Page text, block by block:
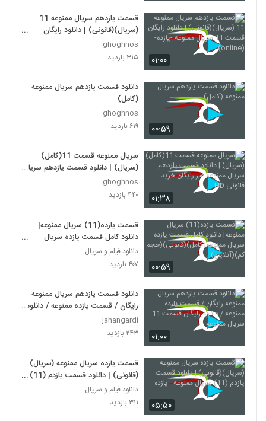
۰۱:۰۰
قسمت یازدهم سریال ممنوعه 11
(سریال)(قانونی) | دانلود رایگان
قسمت 11 سریال ممنوعه -یازده-
(online)
ghoghnos
۳۱۵ بازدید
۰۰:۵۹
دانلود قسمت یازدهم سریال ممنوعه
(کامل)
ghoghnos
۶۱۹ بازدید
۰۱:۳۸
سریال ممنوعه قسمت 11(کامل)
(سریال) | دانلود قسمت یازدهم سریال
ممنوعه غیر رایگان خرید قانونی HD
ghoghnos
۴۴۰ بازدید
۰۰:۵۹
قسمت یازده(11) سریال ممنوعه|
دانلود کامل قسمت یازده سریال
ممنوعه(کامل)(قانونی)(حجم کم)
(آنلاین)
دانلود فیلم و سریال
۴۰۷ بازدید
۰۱:۰۰
دانلود قسمت یازدهم سریال ممنوعه
رایگان / قسمت یازده ممنوعه / دانلود
رایگان قسمت 11 سریال ممنوعه
jahangardi
۲۴۳ بازدید
۰۵:۵۰
قسمت یازده سریال ممنوعه (سریال)
(قانونی) | دانلود قسمت یازدم (11)
سریال ممنوعه . یازده
دانلود فیلم و سریال
۳۱۱ بازدید